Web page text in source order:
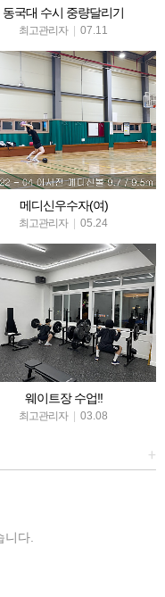
동국대 수시 중량달리기
최고관리자 | 07.11
메디신우수자(여)
최고관리자 | 05.24
웨이트장 수업!!
최고관리자 | 03.08
+
니다.